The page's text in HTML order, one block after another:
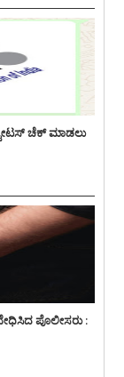
ಚೆಕ್ ಮಾಡಲು
ಪೊಲೀಸರು :